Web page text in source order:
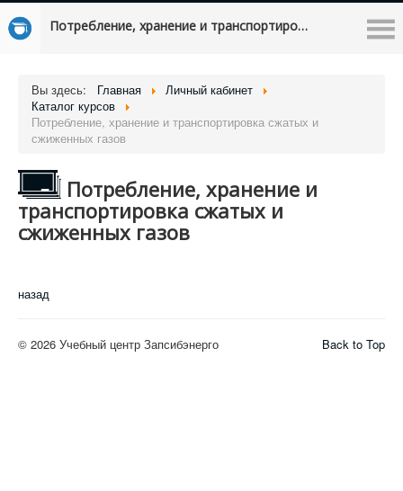
Потребление, хранение и транспортировка сжатых и сжиженных газов
Вы здесь: Главная
Личный кабинет
Каталог курсов
Потребление, хранение и транспортировка сжатых и
сжиженных газов
Потребление, хранение и
транспортировка сжатых и
сжиженных газов
назад
Back to Top
© 2026 Учебный центр Запсибэнерго